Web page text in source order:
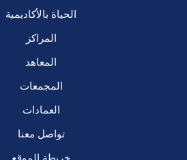
الحياة بالأكاديمية
المراكز
المعاهد
المجمعات
العمادات
تواصل معنا